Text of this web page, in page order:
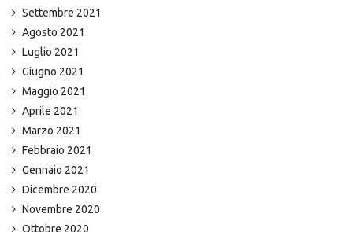
Settembre 2021
Agosto 2021
Luglio 2021
Giugno 2021
Maggio 2021
Aprile 2021
Marzo 2021
Febbraio 2021
Gennaio 2021
Dicembre 2020
Novembre 2020
Ottobre 2020